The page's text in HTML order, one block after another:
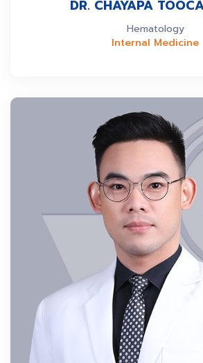
DR. CHAYAPA
Hematology
Internal Medicine